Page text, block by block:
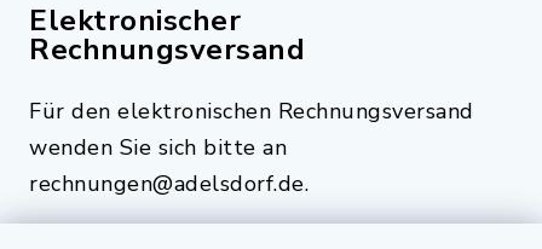
Elektronischer
Rechnungsversand
Für den elektronischen Rechnungsversand
wenden Sie sich bitte an
rechnungen@adelsdorf.de.